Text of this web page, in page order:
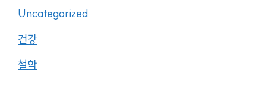
Uncategorized
건강
철학